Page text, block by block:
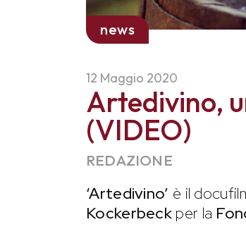
news
12 Maggio 2020
Artedivino,
(VIDEO)
REDAZIONE
‘Artedivino’ è il
Kockerbeck per la